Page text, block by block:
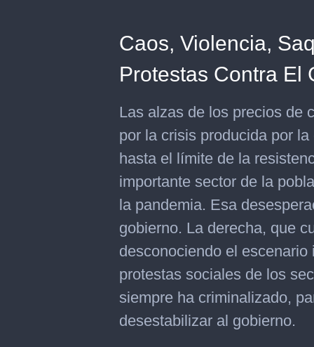
Caos, Violencia,
Protestas Contra El
Las alzas de los precios de
por la crisis producida por
hasta el límite de la
importante sector de la
la pandemia. Esa
gobierno. La derecha, que
desconociendo el
protestas sociales de los
siempre ha criminalizado,
desestabilizar al gobierno.